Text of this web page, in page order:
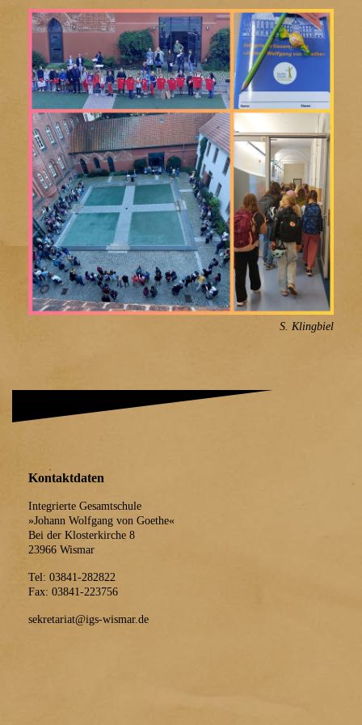
S. Klingbiel
Kontaktdaten
Integrierte Gesamtschule
»Johann Wolfgang von Goethe«
Bei der Klosterkirche 8
23966 Wismar
Tel: 03841-282822
Fax: 03841-223756
sekretariat@igs-wismar.de